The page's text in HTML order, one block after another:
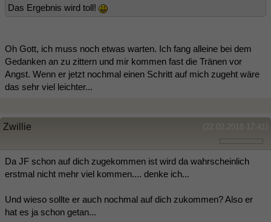
Das Ergebnis wird toll!
Oh Gott, ich muss noch etwas warten. Ich fang alleine bei dem
Gedanken an zu zittern und mir kommen fast die Tränen vor
Angst. Wenn er jetzt nochmal einen Schritt auf mich zugeht wäre
das sehr viel leichter...
(22.02.2018 17:41)
Zwillie
Da JF schon auf dich zugekommen ist wird da wahrscheinlich
erstmal nicht mehr viel kommen.... denke ich...
Und wieso sollte er auch nochmal auf dich zukommen? Also er
hat es ja schon getan...